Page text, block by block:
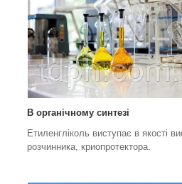
В органічному синтезі
Етиленгліколь виступає в якості
розчинника, криопротектора.